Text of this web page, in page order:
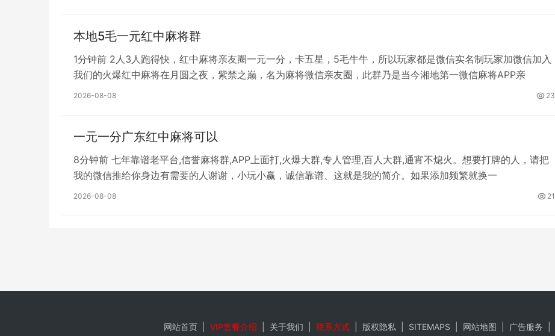
本地5毛一元红中麻将群
1分钟前 2人3人跑得快，红中麻将亲友圈一元一分，卡五星，5毛牛牛，所以玩家都是微信实名制玩家加微信加入
我们的火爆红中麻将在月圆之夜，紫禁之巅，名为麻将微信亲友圈，此群乃是当今湘地第一微信麻将APP亲
2026-08-08 23
一元一分广东红中麻将可以
8分钟前 七年靠谱老平台,信誉麻将群,APP上面打,火爆大群,专人管理,百人大群,通宵不熄火。想要打牌的人，请把
我的微信推给你身边有需要的人谢谢，小玩小赢，诚信靠谱、这就是我的简介。如果添加频繁就换一
2026-08-08 21
网站首页 VIP套餐介绍 关于我们 联系方式 版权隐私 SITEMAPS 网站地图 广告服务